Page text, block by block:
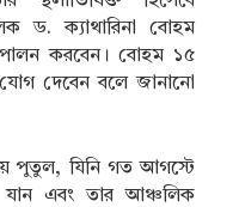
ড. ক্যাথারিনা বোহম
পালন করবেন। বোহম ১৫
দেবেন বলে জানানো
পুতুল, যিনি গত আগস্টে
এবং তার আঞ্চলিক